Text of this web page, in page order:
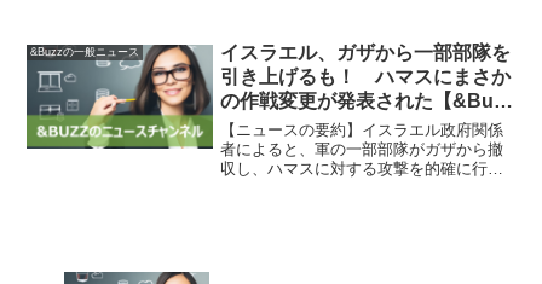
&Buzzの一般ニュース
イスラエル、ガザから一部部隊を
引き上げるも！ ハマスにまさか
の作戦変更が発表された【&Buzz
の口コミニュース】
【ニュースの要約】イスラエル政府関係
者によると、軍の一部部隊がガザから撤
収し、ハマスに対する攻撃を的確に行う